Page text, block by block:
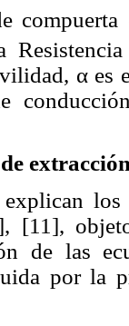
α es
los
[11],
de las
por la